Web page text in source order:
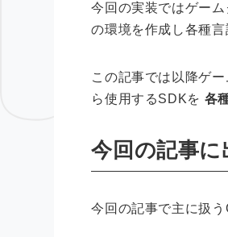
今回の実装ではゲー
の環境を作成し各種
この記事では以降ゲ
ら使用するSDKを 各
今回の記事
今回の記事で主に扱う